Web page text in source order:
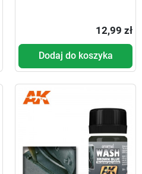
12,99 zł
Dodaj do koszyka